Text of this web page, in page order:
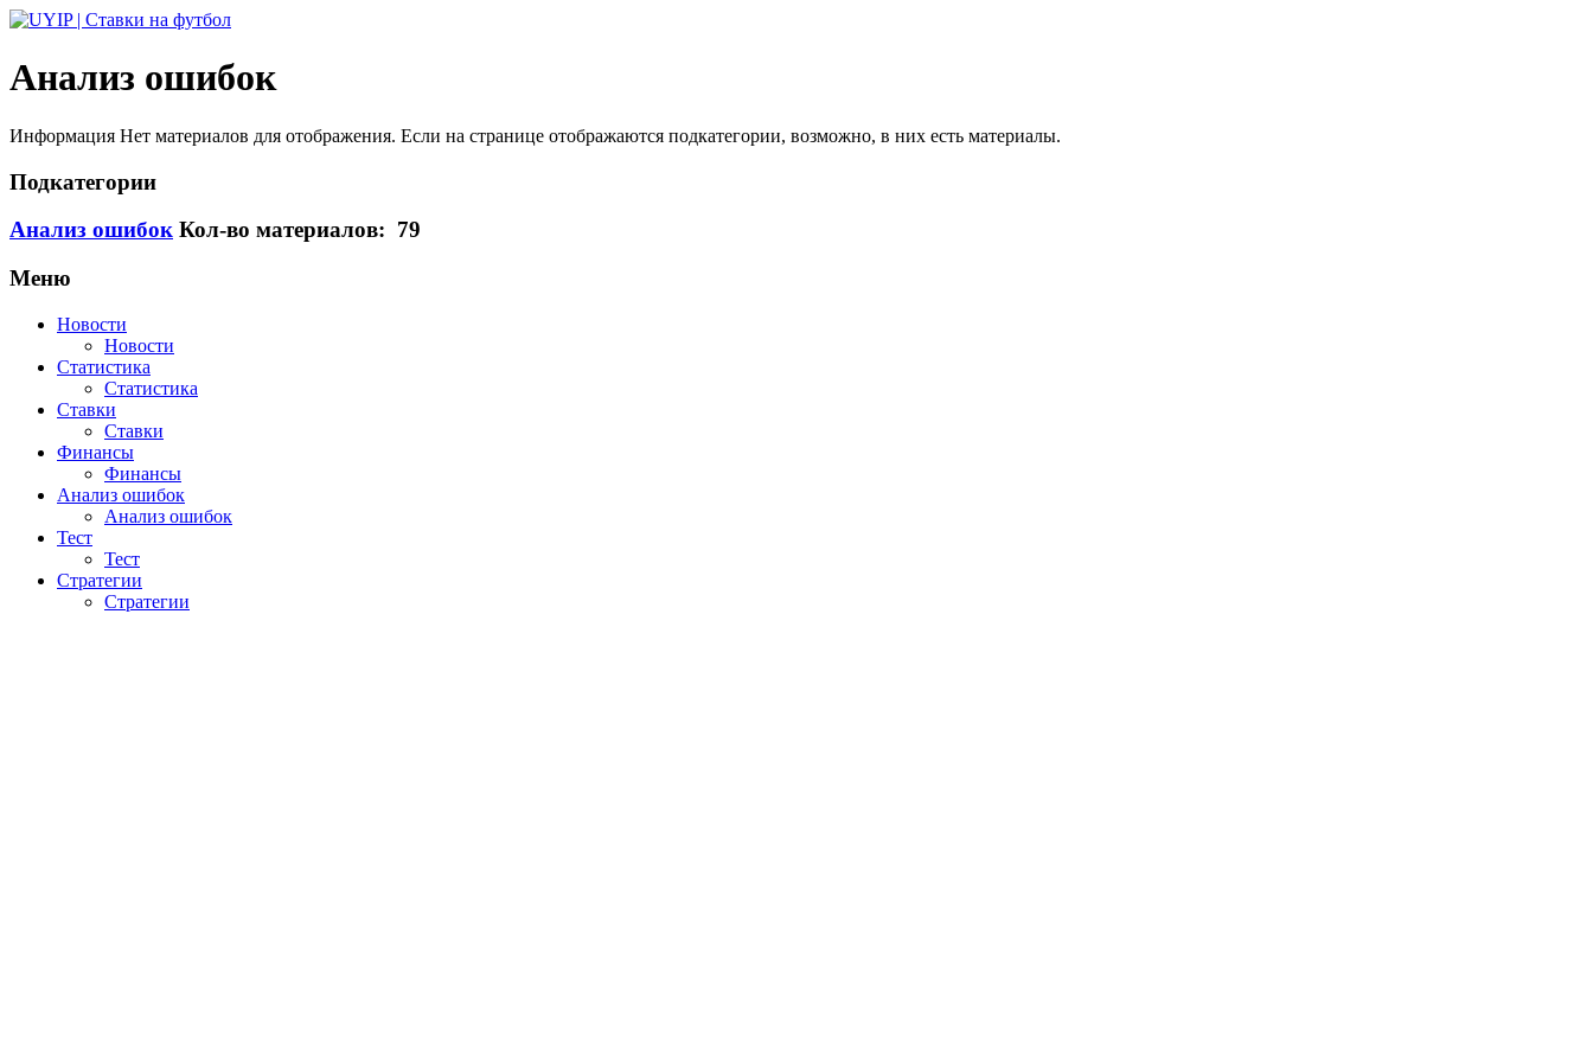
Анализ ошибок
Информация Нет материалов для отображения. Если на странице отображаются подкатегории, возможно, в них есть материалы.
Подкатегории
Анализ ошибок Кол-во материалов: 79
Меню
Новости
Новости
Статистика
Статистика
Ставки
Ставки
Финансы
Финансы
Анализ ошибок
Анализ ошибок
Тест
Тест
Стратегии
Стратегии